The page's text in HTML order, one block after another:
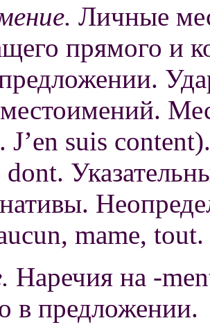
Личные
прямого и
J’en suis
mame, tout.
Наречия на -
в предложении.